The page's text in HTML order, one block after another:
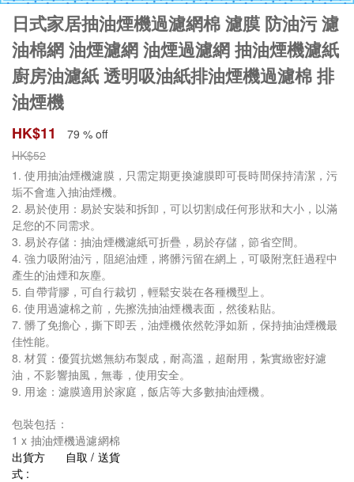
日式家居抽油煙機過濾網棉 濾膜 防油污 濾
油棉網 油煙濾網 油煙過濾網 抽油煙機濾紙
廚房油濾紙 透明吸油紙排油煙機過濾棉 排
油煙機
HK$11
79 % off
HK$52
1. 使用抽油煙機濾膜，只需定期更換濾膜即可長時間保持清潔，污
垢不會進入抽油煙機。
2. 易於使用：易於安裝和拆卸，可以切割成任何形狀和大小，以滿
足您的不同需求。
3. 易於存儲：抽油煙機濾紙可折疊，易於存儲，節省空間。
4. 強力吸附油污，阻絕油煙，將髒污留在網上，可吸附烹飪過程中
產生的油煙和灰塵。
5. 自帶背膠，可自行裁切，輕鬆安裝在各種機型上。
6. 使用過濾棉之前，先擦洗抽油煙機表面，然後粘貼。
7. 髒了免擔心，撕下即丟，油煙機依然乾淨如新，保持抽油煙機最
佳性能。
8. 材質：優質抗燃無紡布製成，耐高溫，超耐用，紮實緻密好濾
油，不影響抽風，無毒，使用安全。
9. 用途：濾膜適用於家庭，飯店等大多數抽油煙機。
包裝包括：
1 x 抽油煙機過濾網棉
出貨方
式 :
自取 / 送貨